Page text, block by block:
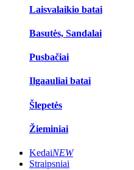
Laisvalaikio batai
Basutės, Sandalai
Pusbačiai
Ilgaauliai batai
Šlepetės
Žieminiai
KedaiNEW
Straipsniai